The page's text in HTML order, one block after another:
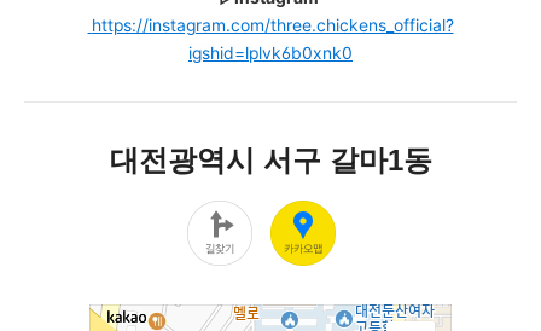
https://instagram.com/three.chickens_official?
igshid=lplvk6b0xnk0